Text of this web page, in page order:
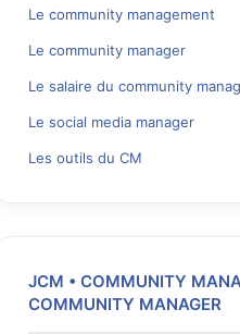
Le community management
Le community manager
Le salaire du community
Le social media manager
Les outils du CM
JCM • COMMUNITY
COMMUNITY MANAGER